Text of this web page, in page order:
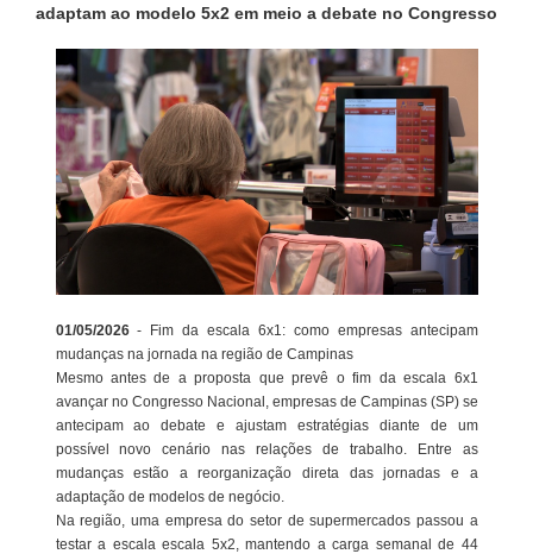
adaptam ao modelo 5x2 em meio a debate no Congresso
01/05/2026- Fim da escala 6x1: como empresas antecipam
mudanças na jornada na região de Campinas
Mesmo antes de a proposta que prevê o fim da escala 6x1
avançar no Congresso Nacional, empresas de Campinas (SP) se
antecipam ao debate e ajustam estratégias diante de um
possível novo cenário nas relações de trabalho. Entre as
mudanças estão a reorganização direta das jornadas e a
adaptação de modelos de negócio.
Na região, uma empresa do setor de supermercados passou a
testar a escala escala 5x2, mantendo a carga semanal de 44